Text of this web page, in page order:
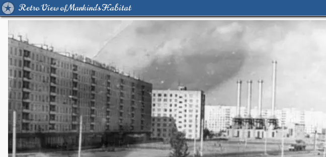
Retro View of Mankind's Habitat